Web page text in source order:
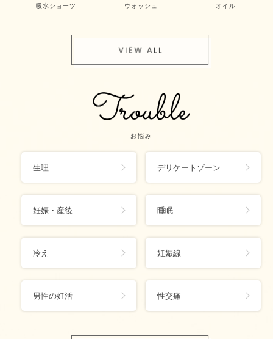
吸水ショーツ ウォッシュ オイル
お悩み
生理 デリケートゾーン
妊娠・産後 睡眠
冷え 妊娠線
男性の妊活 性交痛